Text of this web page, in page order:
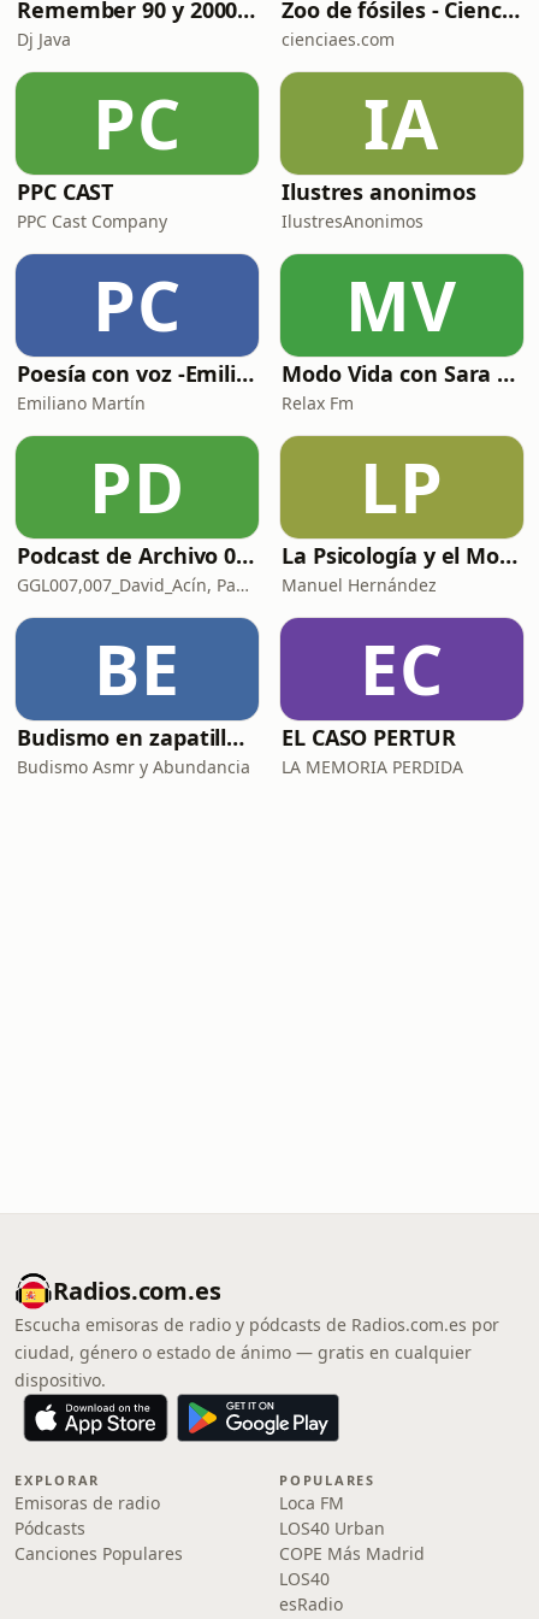
Remember 90 y 2000 en PLAY WITH ME by Dj Java
Dj Java
Zoo de fósiles - Cienciaes.com
cienciaes.com
PC
PPC CAST
PPC Cast Company
IA
Ilustres anonimos
IlustresAnonimos
PC
Poesía con voz -Emiliano Martín- Podcasts
Emiliano Martín
MV
Modo Vida con Sara Manzaneque
Relax Fm
PD
Podcast de Archivo 007
GGL007,007_David_Acín, Pablo_Ortega, 58, AlbertoBond y Claalc
LP
La Psicología y el Modelo Parcuve®
Manuel Hernández
BE
Budismo en zapatillas, El budismo sin sermones
Budismo Asmr y Abundancia
EC
EL CASO PERTUR
LA MEMORIA PERDIDA
Radios.com.es
Escucha emisoras de radio y pódcasts de Radios.com.es por
ciudad, género o estado de ánimo — gratis en cualquier
dispositivo.
EXPLORAR
Emisoras de radio
Pódcasts
Canciones Populares
POPULARES
Loca FM
LOS40 Urban
COPE Más Madrid
LOS40
esRadio